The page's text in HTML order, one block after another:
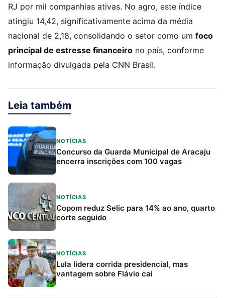
RJ por mil companhias ativas. No agro, este índice
atingiu 14,42, significativamente acima da média
nacional de 2,18, consolidando o setor como um foco
principal de estresse financeiro no país, conforme
informação divulgada pela CNN Brasil.
Leia também
NOTÍCIAS
Concurso da Guarda Municipal de Aracaju
encerra inscrições com 100 vagas
NOTÍCIAS
Copom reduz Selic para 14% ao ano, quarto
corte seguido
NOTÍCIAS
Lula lidera corrida presidencial, mas
vantagem sobre Flávio cai